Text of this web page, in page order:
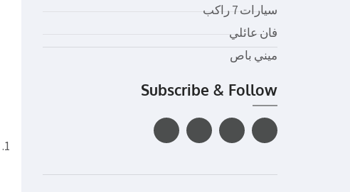
سيارات 7 راكب
فان عائلي
ميني باص
Subscribe & Follow